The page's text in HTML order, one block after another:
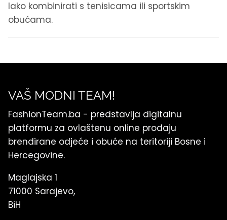
lako kombinirati s tenisicama ili sportskim
obućama.
VAŠ MODNI TEAM!
FashionTeam.ba - predstavlja digitalnu
platformu za ovlaštenu online prodaju
brendirane odjeće i obuće na teritoriji Bosne i
Hercegovine.
Maglajska 1
71000 Sarajevo,
BiH